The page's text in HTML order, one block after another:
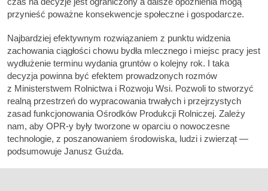
przynieść poważne konsekwencje społeczne i gospodarcze.
Najbardziej efektywnym rozwiązaniem z punktu widzenia
zachowania ciągłości chowu bydła mlecznego i miejsc pracy jest
wydłużenie terminu wydania gruntów o kolejny rok. I taka
decyzja powinna być efektem prowadzonych rozmów
z Ministerstwem Rolnictwa i Rozwoju Wsi. Pozwoli to stworzyć
realną przestrzeń do wypracowania trwałych i przejrzystych
zasad funkcjonowania Ośrodków Produkcji Rolniczej. Zależy
nam, aby OPR-y były tworzone w oparciu o nowoczesne
technologie, z poszanowaniem środowiska, ludzi i zwierząt —
podsumowuje Janusz Gużda.